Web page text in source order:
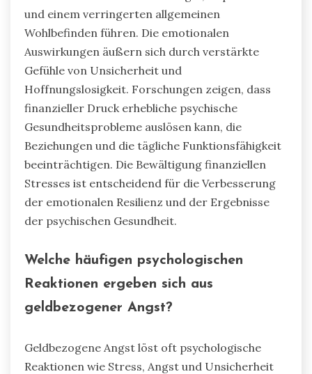
und einem verringerten allgemeinen
Wohlbefinden führen. Die emotionalen
Auswirkungen äußern sich durch verstärkte
Gefühle von Unsicherheit und
Hoffnungslosigkeit. Forschungen zeigen, dass
finanzieller Druck erhebliche psychische
Gesundheitsprobleme auslösen kann, die
Beziehungen und die tägliche Funktionsfähigkeit
beeinträchtigen. Die Bewältigung finanziellen
Stresses ist entscheidend für die Verbesserung
der emotionalen Resilienz und der Ergebnisse
der psychischen Gesundheit.
Welche häufigen psychologischen
Reaktionen ergeben sich aus
geldbezogener Angst?
Geldbezogene Angst löst oft psychologische
Reaktionen wie Stress, Angst und Unsicherheit